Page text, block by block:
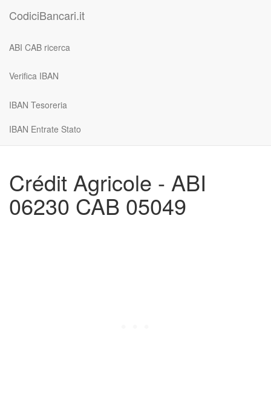
CodiciBancari.it
ABI CAB ricerca
Verifica IBAN
IBAN Tesoreria
IBAN Entrate Stato
Crédit Agricole - ABI
06230 CAB 05049